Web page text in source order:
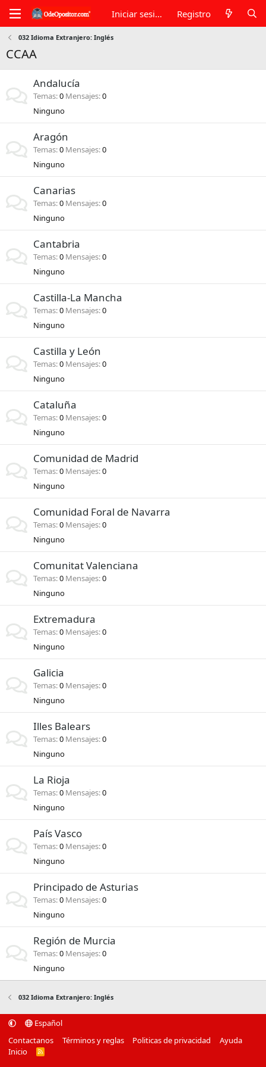
Iniciar sesión Registro
032 Idioma Extranjero: Inglés
CCAA
Andalucía
Temas 0 Mensajes 0
Ninguno
Aragón
Temas 0 Mensajes 0
Ninguno
Canarias
Temas 0 Mensajes 0
Ninguno
Cantabria
Temas 0 Mensajes 0
Ninguno
Castilla-La Mancha
Temas 0 Mensajes 0
Ninguno
Castilla y León
Temas 0 Mensajes 0
Ninguno
Cataluña
Temas 0 Mensajes 0
Ninguno
Comunidad de Madrid
Temas 0 Mensajes 0
Ninguno
Comunidad Foral de Navarra
Temas 0 Mensajes 0
Ninguno
Comunitat Valenciana
Temas 0 Mensajes 0
Ninguno
Extremadura
Temas 0 Mensajes 0
Ninguno
Galicia
Temas 0 Mensajes 0
Ninguno
Illes Balears
Temas 0 Mensajes 0
Ninguno
La Rioja
Temas 0 Mensajes 0
Ninguno
País Vasco
Temas 0 Mensajes 0
Ninguno
Principado de Asturias
Temas 0 Mensajes 0
Ninguno
Región de Murcia
Temas 0 Mensajes 0
Ninguno
032 Idioma Extranjero: Inglés
Español
Contactanos
Términos y reglas Politicas de privacidad
Ayuda
Inicio
R